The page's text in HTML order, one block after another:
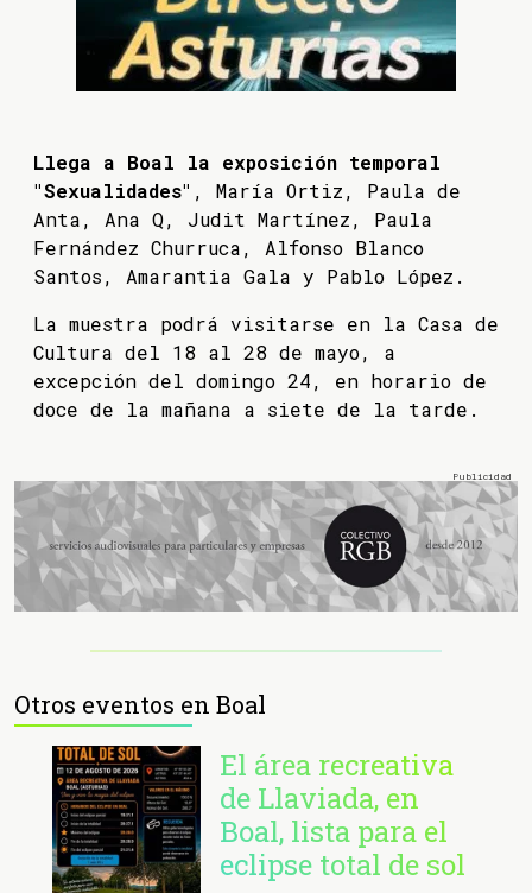
Llega a Boal la exposición temporal
"Sexualidades" , María Ortiz, Paula de
Anta, Ana Q, Judit Martínez, Paula
Fernández Churruca, Alfonso Blanco
Santos, Amarantia Gala y Pablo López.
La muestra podrá visitarse en la Casa de
Cultura del 18 al 28 de mayo, a
excepción del domingo 24, en horario de
doce de la mañana a siete de la tarde.
Otros eventos en Boal
El área recreativa
de Llaviada, en
Boal, lista para el
eclipse total de sol